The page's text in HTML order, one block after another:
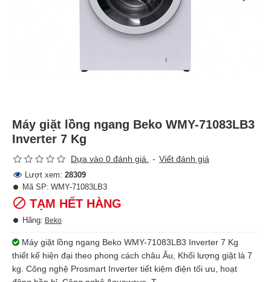
Máy giặt lồng ngang Beko WMY-71083LB3
Inverter 7 Kg
Dựa vào 0 đánh giá. - Viết đánh giá
Lượt xem: 28309
TẠM HẾT HÀNG
Hãng: Beko
Mã SP: WMY-71083LB3
Máy giặt lồng ngang Beko WMY-71083LB3 Inverter 7 Kg
thiết kế hiện đại theo phong cách châu Âu, Khối lượng giặt là 7
kg. Công nghệ Prosmart Inverter tiết kiệm điện tối ưu, hoạt